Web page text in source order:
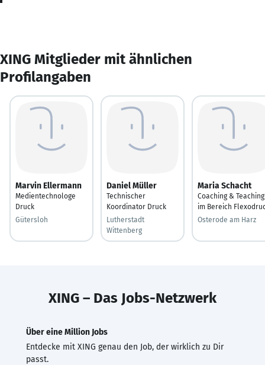
XING Mitglieder mit ähnlichen
Profilangaben
Marvin Ellermann
Medientechnologe
Druck
Gütersloh
Daniel Müller
Technischer
Koordinator Druck
Lutherstadt
Wittenberg
Maria Schacht
Coaching & Teaching
im Bereich
Osterode am Harz
XING – Das Jobs-Netzwerk
Über eine Million Jobs
Entdecke mit XING genau den Job, der wirklich zu Dir
passt.